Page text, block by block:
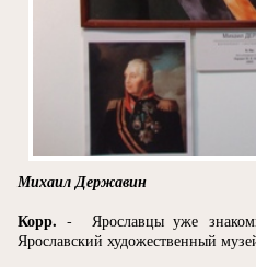
Михаил Державин
Корр. - Ярославцы уже
Ярославский художественный